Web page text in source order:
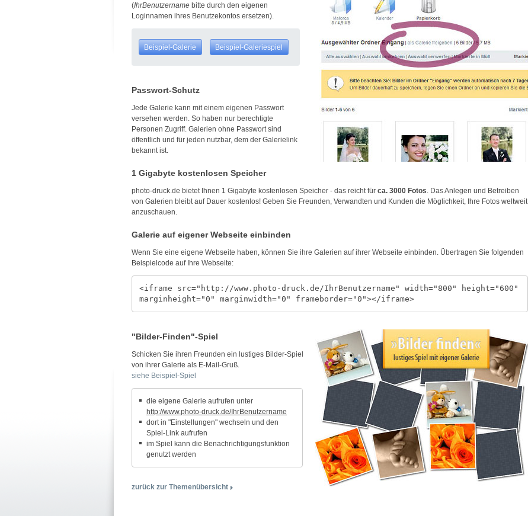
(IhrBenutzername bitte durch den eigenen
Loginnamen ihres Benutzekontos ersetzen).
Beispiel-Galerie Beispiel-Galeriespiel
Passwort-Schutz
Jede Galerie kann mit einem eigenen Passwort
versehen werden. So haben nur berechtigte
Personen Zugriff. Galerien ohne Passwort sind
öffentlich und für jeden nutzbar, dem der Galerielink
bekannt ist.
1 Gigabyte kostenlosen Speicher
photo-druck.de bietet Ihnen 1 Gigabyte kostenlosen Speicher - das reicht für ca. 3000 Fotos. Das Anlegen und Betreiben
von Galerien bleibt auf Dauer kostenlos! Geben Sie Freunden, Verwandten und Kunden die Möglichkeit, Ihre Fotos weltweit
anzuschauen.
Galerie auf eigener Webseite einbinden
Wenn Sie eine eigene Webseite haben, können Sie ihre Galerien auf ihrer Webseite einbinden. Übertragen Sie folgenden
Beispielcode auf Ihre Webseite:
<iframe src="http://www.photo-druck.de/IhrBenutzername" width="800" height="600"
marginheight="0" marginwidth="0" frameborder="0"></iframe>
"Bilder-Finden"-Spiel
Schicken Sie ihren Freunden ein lustiges Bilder-Spiel
von ihrer Galerie als E-Mail-Gruß.
siehe Beispiel-Spiel
die eigene Galerie aufrufen unter
http://www.photo-druck.de/IhrBenutzername
dort in "Einstellungen" wechseln und den
Spiel-Link aufrufen
im Spiel kann die Benachrichtigungsfunktion
genutzt werden
zurück zur Themenübersicht